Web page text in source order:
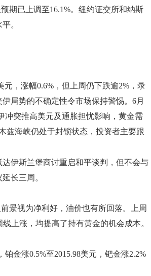
期已上调至16.1%。纽约证交所和纳斯
。
，涨幅0.6%，但上周仍下跌逾2%，录
局势的不确定性令市场保持警惕。6月
冲突推高美元及通胀担忧影响，黄金需
兹海峡仍处于封锁状态，投资者主要跟
伊斯兰堡商讨重启和平谈判，但不会与
长三周。
视为净利好，油价也有所回落。上周
上涨，均提高了持有黄金的机会成本。
金涨0.5%至2015.98美元，钯金涨2.2%